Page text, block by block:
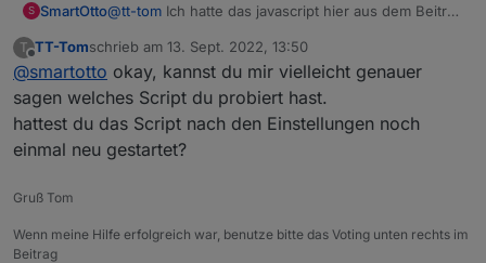
S SmartOtto@tt-tom Ich hatte das javascript hier aus dem Beitrag
kann) auf Blockly umgestellt. Damit kam ich klar. :-)
T
Offline
TT-Tomschrieb am 13. Sept. 2022, 13:50
zuletzt editiert von
@smartotto okay, kannst du mir vielleicht genauer
sagen welches Script du probiert hast.
hattest du das Script nach den Einstellungen noch
einmal neu gestartet?
Gruß Tom
Wenn meine Hilfe erfolgreich war, benutze bitte das Voting unten rechts im
Beitrag